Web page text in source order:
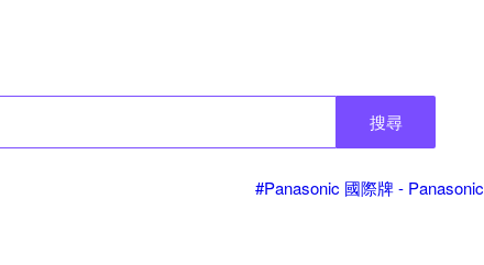
搜尋
#Panasonic 國際牌 - Panasonic